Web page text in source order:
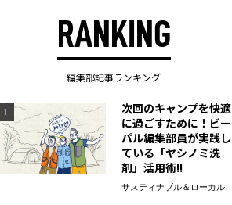
RANKING
編集部記事ランキング
1
次回のキャンプを快適
に過ごすために！ビー
パル編集部員が実践し
ている「ヤシノミ洗
剤」活用術!!
サスティナブル＆ローカル